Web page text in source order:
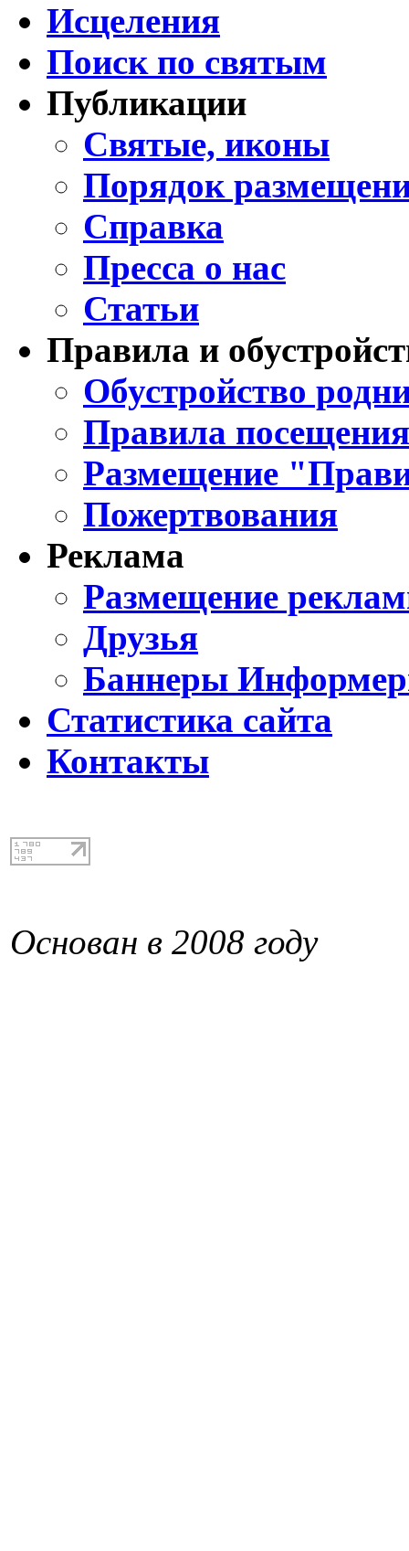
Исцеления
Поиск по святым
Публикации
Святые, иконы
Порядок
Справка
Пресса о нас
Статьи
Правила и
Обустройство
Правила
Размещение
Пожертвования
Реклама
Размещение
Друзья
Баннеры
Статистика сайта
Контакты
Основан в 2008 году